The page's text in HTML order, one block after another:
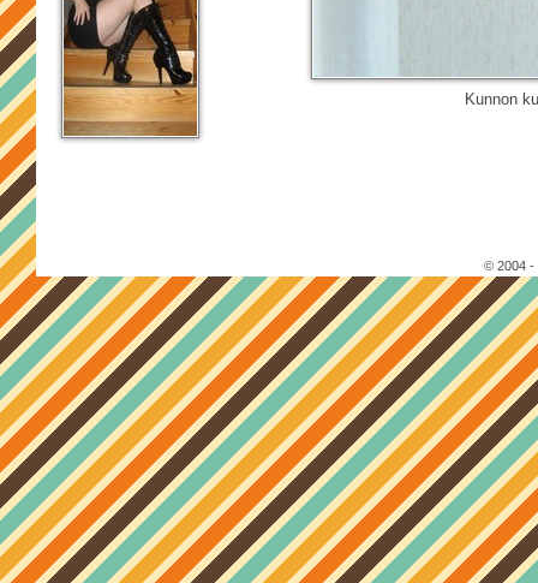
Kunnon
© 2004 -